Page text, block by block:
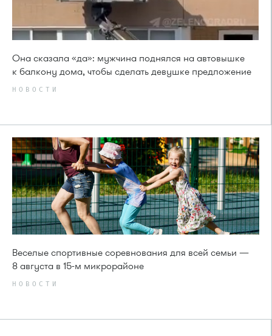
Она сказала «да»: мужчина поднялся на автовышке
к балкону дома, чтобы сделать девушке предложение
НОВОСТИ
Веселые спортивные соревнования для всей семьи —
8 августа в 15-м микрорайоне
НОВОСТИ